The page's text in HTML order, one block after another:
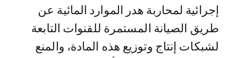
إجرائية لمحاربة هدر الموارد المائية عن
طريق الصيانة المستمرة للقنوات التابعة
لشبكات إنتاج وتوزيع هذه المادة، والمنع